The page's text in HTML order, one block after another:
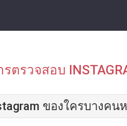
ตรวจสอบ
ของใครบางคน